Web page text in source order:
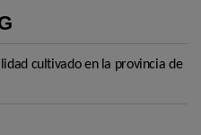
cultivado en la provincia de